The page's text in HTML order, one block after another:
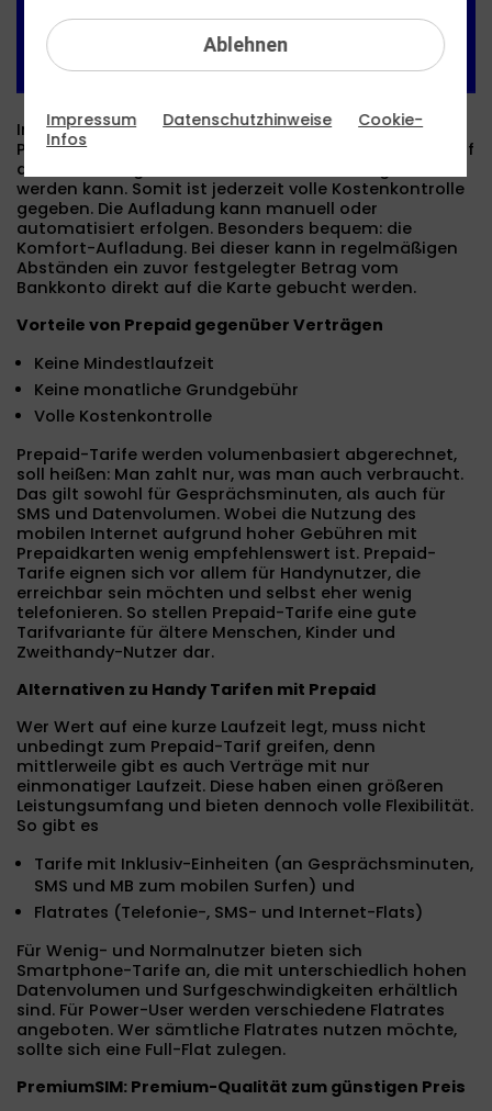
Im Unterschied zu „Postpaid“-Verträgen wird bei
Prepaid im Voraus bezahlt. Es muss erst Guthaben auf
die SIM-Karte geladen werden, damit diese genutzt
werden kann. Somit ist jederzeit volle Kostenkontrolle
gegeben. Die Aufladung kann manuell oder
automatisiert erfolgen. Besonders bequem: die
Komfort-Aufladung. Bei dieser kann in regelmäßigen
Abständen ein zuvor festgelegter Betrag vom
Bankkonto direkt auf die Karte gebucht werden.
Vorteile von Prepaid gegenüber Verträgen
Keine Mindestlaufzeit
Keine monatliche Grundgebühr
Volle Kostenkontrolle
Prepaid-Tarife werden volumenbasiert abgerechnet,
soll heißen: Man zahlt nur, was man auch verbraucht.
Das gilt sowohl für Gesprächsminuten, als auch für
SMS und Datenvolumen. Wobei die Nutzung des
mobilen Internet aufgrund hoher Gebühren mit
Prepaidkarten wenig empfehlenswert ist. Prepaid-
Tarife eignen sich vor allem für Handynutzer, die
erreichbar sein möchten und selbst eher wenig
telefonieren. So stellen Prepaid-Tarife eine gute
Tarifvariante für ältere Menschen, Kinder und
Zweithandy-Nutzer dar.
Alternativen zu Handy Tarifen mit Prepaid
Wer Wert auf eine kurze Laufzeit legt, muss nicht
unbedingt zum Prepaid-Tarif greifen, denn
mittlerweile gibt es auch Verträge mit nur
einmonatiger Laufzeit. Diese haben einen größeren
Leistungsumfang und bieten dennoch volle Flexibilität.
So gibt es
Tarife mit Inklusiv-Einheiten (an Gesprächsminuten,
SMS und MB zum mobilen Surfen) und
Flatrates (Telefonie-, SMS- und Internet-Flats)
Für Wenig- und Normalnutzer bieten sich
Smartphone-Tarife an, die mit unterschiedlich hohen
Datenvolumen und Surfgeschwindigkeiten erhältlich
sind. Für Power-User werden verschiedene Flatrates
angeboten. Wer sämtliche Flatrates nutzen möchte,
sollte sich eine Full-Flat zulegen.
PremiumSIM: Premium-Qualität zum günstigen Preis
Ablehnen
Impressum Datenschutzhinweise
Cookie-
Infos